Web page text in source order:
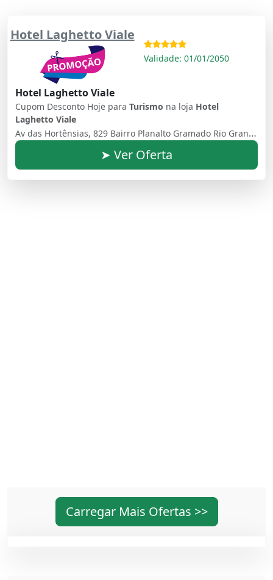
Hotel Laghetto Viale
Validade: 01/01/2050
Hotel Laghetto Viale
Cupom Desconto Hoje para Turismo na loja Hotel
Laghetto Viale
Av das Hortênsias, 829 Bairro Planalto Gramado Rio Grande do Sul Brasil - 95670000
➤ Ver Oferta
Carregar Mais Ofertas >>